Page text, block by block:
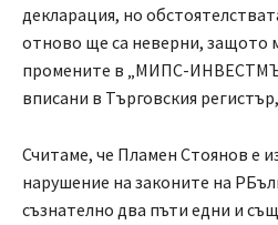
декларация, но
отново ще са неверни, защото
промените в „МИПС-
вписани в Търговския
Считаме, че Пламен Стоянов е
нарушение на законите на
съзнателно два пъти едни и